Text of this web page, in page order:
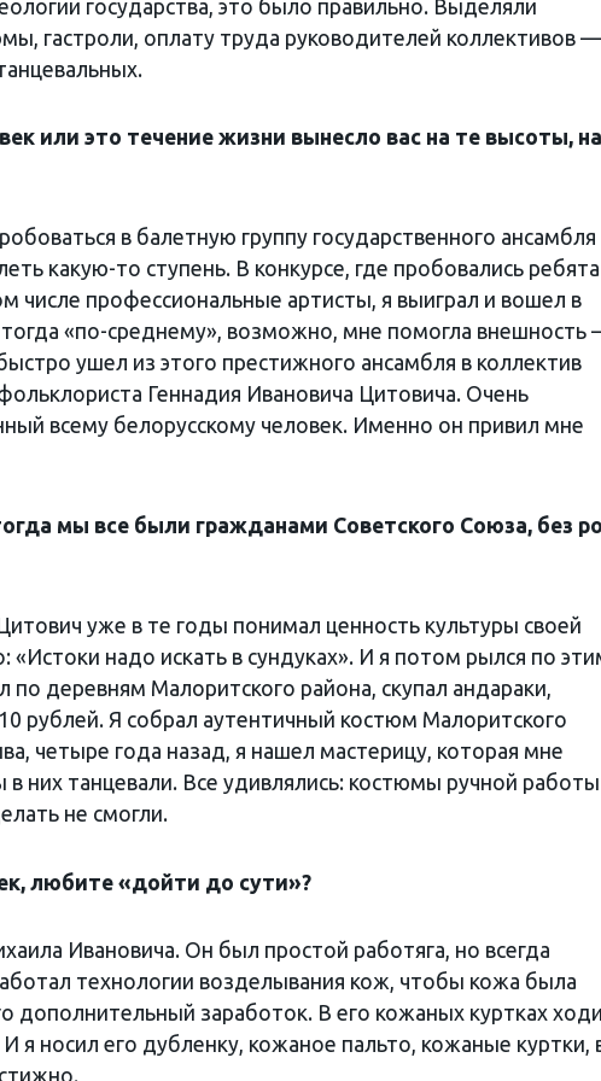
государства, это было правильно. Выделяли
гастроли, оплату труда руководителей коллективов —
или это течение жизни вынесло вас на те высоты, на
в балетную группу государственного ансамбля
какую-то ступень. В конкурсе, где пробовались
числе профессиональные артисты, я выиграл и вошел в
тогда «по-среднему», возможно, мне помогла внешность
ушел из этого престижного ансамбля в коллектив
Геннадия Ивановича Цитовича. Очень
всему белорусскому человек. Именно он привил мне
мы все были гражданами Cоветcкого Союза, без
уже в те годы понимал ценность культуры своей
«Истоки надо искать в сундуках». И я потом рылся по
по деревням Малоритского района, скупал андараки,
рублей. Я собрал аутентичный костюм Малоритского
четыре года назад, я нашел мастерицу, которая мне
в них танцевали. Все удивлялись: костюмы ручной
не смогли.
любите «дойти до сути»?
Ивановича. Он был простой работяга, но всегда
технологии возделывания кож, чтобы кожа была
дополнительный заработок. В его кожаных куртках
И я носил его дубленку, кожаное пальто, кожаные куртки,